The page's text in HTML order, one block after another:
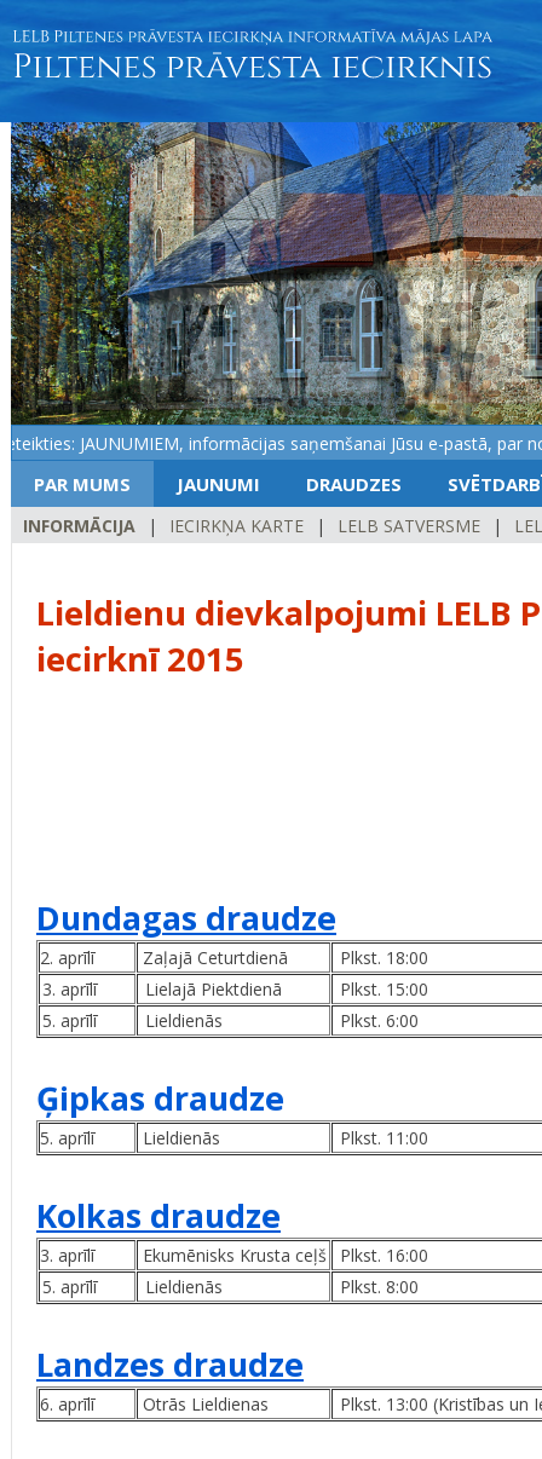
JAUNUMIEM, informācijas saņemšanai Jūsu e-pastā, par
PAR MUMS JAUNUMI DRAUDZES
INFORMĀCIJA | IECIRKŅA KARTE | LELB SATVERSME |
Lieldienu dievkalpojumi LELB
iecirknī 2015
Dundagas draudze
2. aprīlī Zaļajā Ceturtdienā
Plkst. 18:00
3. aprīlī
Lielajā Piektdienā
Plkst. 15:00
5. aprīlī
Lieldienās Plkst. 6:00
Ģipkas draudze
5. aprīlī Lieldienās Plkst. 11:00
Kolkas draudze
3. aprīlī Ekumēnisks Krusta ceļš
Plkst. 16:00
5. aprīlī
Lieldienās Plkst. 8:00
Landzes draudze
6. aprīlī Otrās Lieldienas Plkst. 13:00 (Kristības un